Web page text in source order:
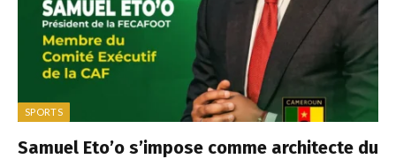
SPORTS
Samuel Eto’o s’impose comme architecte du